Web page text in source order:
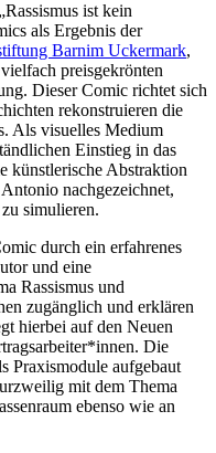
ist kein
als Ergebnis der
Barnim Uckermark,
preisgekrönten
Dieser Comic richtet sich
rekonstruieren die
Als visuelles Medium
Einstieg in das
künstlerische Abstraktion
nachgezeichnet,
simulieren.
durch ein erfahrenes
und eine
Rassismus und
zugänglich und erklären
hierbei auf den Neuen
Die
Praxismodule aufgebaut
mit dem Thema
ebenso wie an